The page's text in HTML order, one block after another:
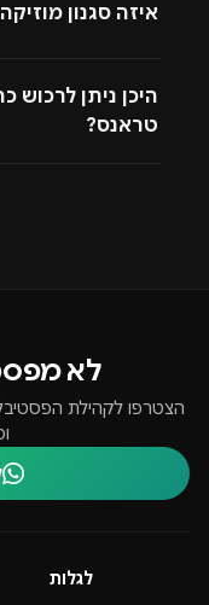
איזה סגנון מוזיקה ב-09.05 | האומן 17
טראנס?
לא
הצטרפו לקהילת
לגלות